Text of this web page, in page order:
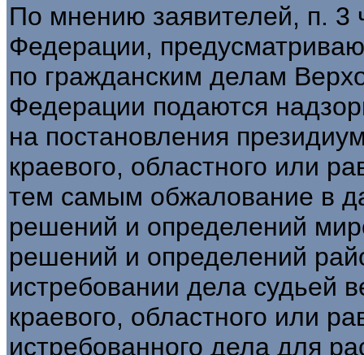
По мнению заявителей, п. 3
Федерации,
по гражданским делам
Федерации подаются
на постановления
краевого, областного или
тем самым обжалование в
решений и определений
решений и определений
истребовании дела судьей
краевого, областного или
истребованного дела для